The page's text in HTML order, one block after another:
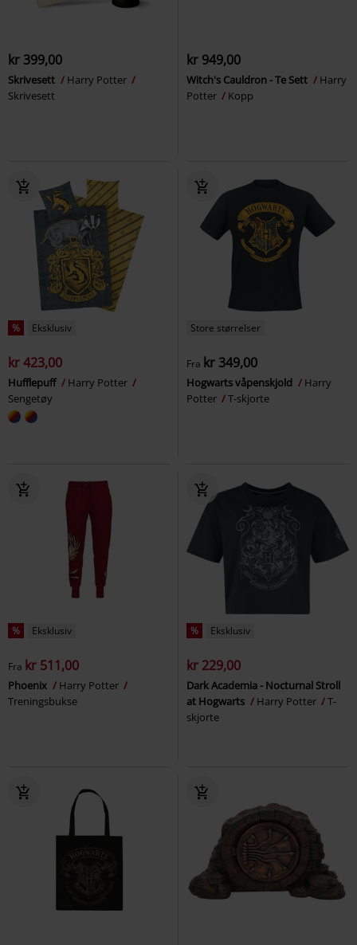
kr 399,00
Skrivesett
Harry Potter
Skrivesett
kr 949,00
Witch's Cauldron - Te Sett
Harry
Potter
Kopp
% Eksklusiv
kr 423,00
Hufflepuff
Harry Potter
Sengetøy
Store størrelser
Fra kr 349,00
Hogwarts våpenskjold
Harry
Potter
T-skjorte
% Eksklusiv
Fra kr 511,00
Phoenix
Harry Potter
Treningsbukse
% Eksklusiv
kr 229,00
Dark Academia - Nocturnal Stroll
at Hogwarts
Harry Potter
T-
skjorte